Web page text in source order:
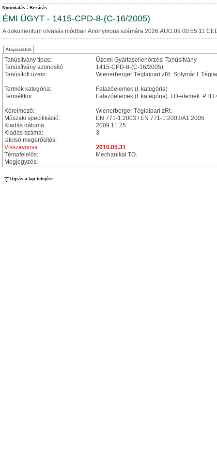
Nyomtatás Bezárás
ÉMI ÜGYT - 1415-CPD-8-(C-16/2005)
A dokumentum olvasás módban Anonymous számára 2026.AUG.09 00:55:11
Alapadatok
Tanúsítvány típus:
Üzemi Gyártásellenőrzési Tanúsítvány
Tanúsítvány azonosító
1415-CPD-8-(C-16/2005)
Tanúsított üzem:
Wienerberger Téglaipari zRt. Solymár I.
Termék kategória:
Falazóelemek (I. kategória)
Termékkör:
Falazóelemek (I. kategória): LD-elemek: PTH
Kérelmező:
Wienerberger Téglaipari zRt.
Műszaki specifikáció:
EN 771-1:2003 / EN 771-1:2003/A1:2005
Kiadás dátuma:
2009.11.25
Kiadás száma:
3
Utolsó megerősítés:
Visszavonva:
2010.05.31
Témafelelős:
Mechanikai TO.
Megjegyzés:
Ugrás a lap tetejére